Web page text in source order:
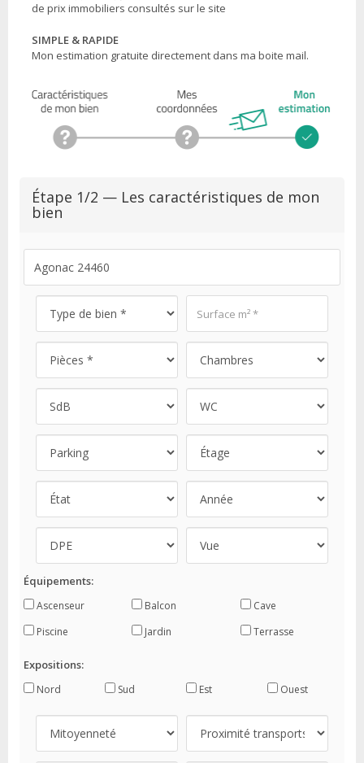
de prix immobiliers consultés sur le site
SIMPLE & RAPIDE
Mon estimation gratuite directement dans ma boite mail.
Étape 1/2 — Les caractéristiques de mon
bien
Équipements:
Ascenseur Balcon
Cave
Piscine
Jardin Terrasse
Expositions:
Nord Sud Est Ouest